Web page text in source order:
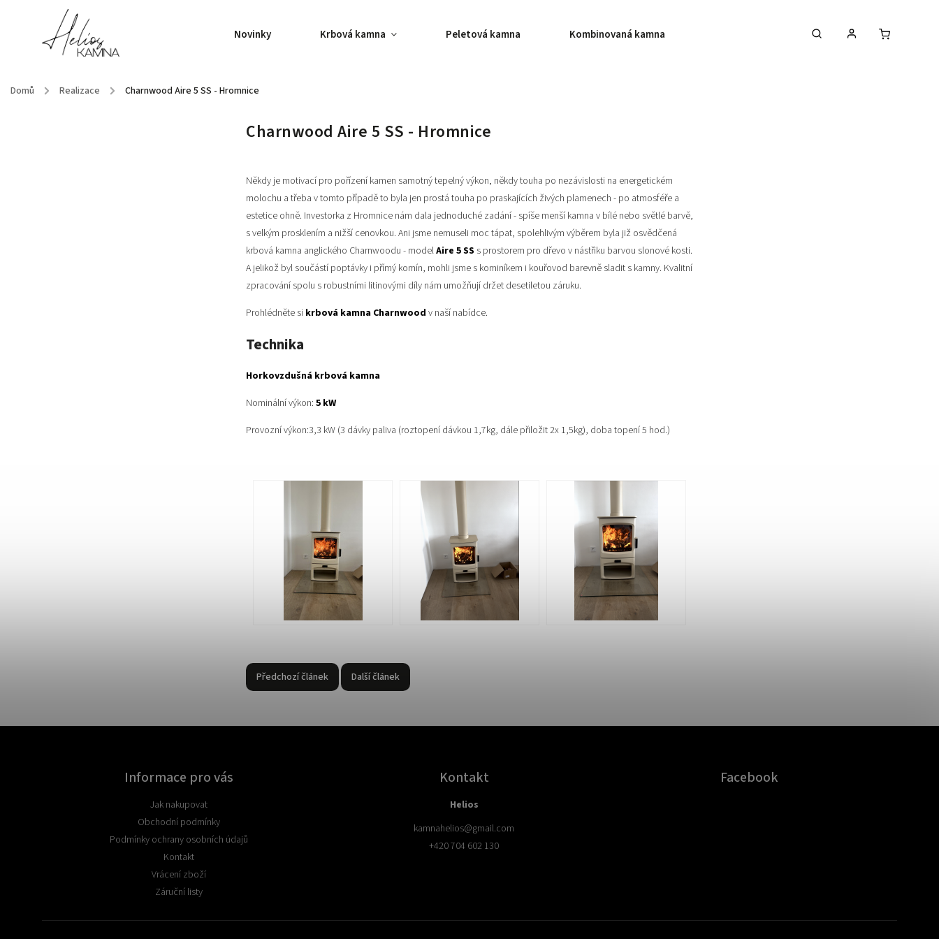
Novinky Krbová kamna Peletová kamna Kombinovaná kamna Akce na krbová kamna
Domů / Realizace / Charnwood Aire 5 SS - Hromnice
Charnwood Aire 5 SS - Hromnice
Někdy je motivací pro pořízení kamen samotný tepelný výkon, někdy touha po nezávislosti na energetickém
molochu a třeba v tomto případě to byla jen prostá touha po praskajících živých plamenech - po atmosféře a
estetice ohně. Investorka z Hromnice nám dala jednoduché zadání - spíše menší kamna v bílé nebo světlé barvě,
s velkým prosklením a nižší cenovkou. Ani jsme nemuseli moc tápat, spolehlivým výběrem byla již osvědčená
krbová kamna anglického Charnwoodu - modelAire 5 SS s prostorem pro dřevo v nástřiku barvou slonové kosti.
A jelikož byl součástí poptávky i přímý komín, mohli jsme s kominíkem i kouřovod barevně sladit s kamny. Kvalitní
zpracování spolu s robustními litinovými díly nám umožňují držet desetiletou záruku.
Prohlédněte si krbová kamna Charnwood v naší nabídce.
Technika
Horkovzdušná krbová kamna
Nominální výkon: 5 kW
Provozní výkon:3,3 kW (3 dávky paliva (roztopení dávkou 1,7kg, dále přiložit 2x 1,5kg), doba topení 5 hod.)
Předchozí článek Další článek
Informace pro vás
Jak nakupovat
Obchodní podmínky
Podmínky ochrany osobních údajů
Kontakt
Vrácení zboží
Záruční listy
Kontakt
Helios
kamnahelios@gmail.com
+420 704 602 130
Facebook